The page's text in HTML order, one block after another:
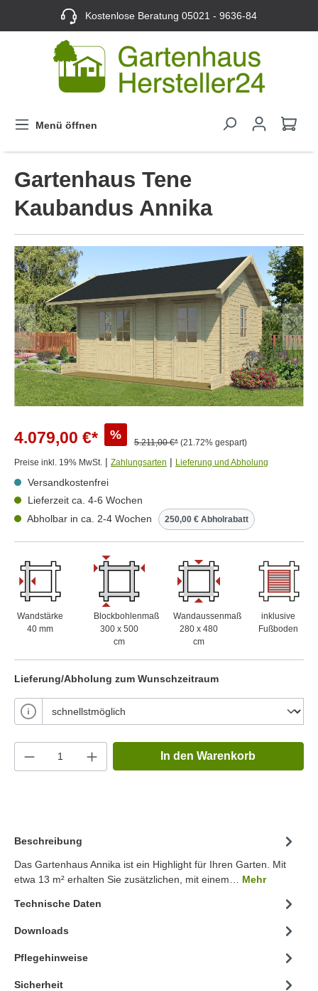
Kostenlose Beratung05021 - 9636-84
Menü öffnen
Gartenhaus Tene
Kaubandus Annika
4.079,00 €* %
5.211,00 €* (21.72% gespart)
Preise inkl. 19% MwSt. | Zahlungsarten | Lieferung und Abholung
Versandkostenfrei
Lieferzeit ca. 4-6 Wochen⠀⠀⠀
Abholbar in ca. 2-4 Wochen
250,00 € Abholrabatt
Wandstärke
40 mm
Blockbohlenmaß
300 x 500
cm
Wandaussenmaß
280 x 480
cm
inklusive
Fußboden
Lieferung/Abholung zum Wunschzeitraum
In den Warenkorb
Beschreibung
Das Gartenhaus Annika ist ein Highlight für Ihren Garten. Mit
etwa 13 m² erhalten Sie zusätzlichen, mit einem… Mehr
Technische Daten
Downloads
Pflegehinweise
Sicherheit